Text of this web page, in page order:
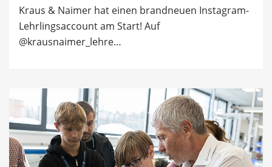
Kraus & Naimer hat einen brandneuen Instagram-
Lehrlingsaccount am Start! Auf
@krausnaimer_lehre…